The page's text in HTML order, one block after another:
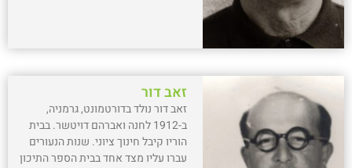
זאב דור
זאב דור נולד בדורטמונט, גרמניה,
ב-1912 לחנה ואברהם דויטשר. בבית
הוריו קיבל חינוך ציוני. שנות הנעורים
עברו עליו מצד אחד בבית הספר התיכון